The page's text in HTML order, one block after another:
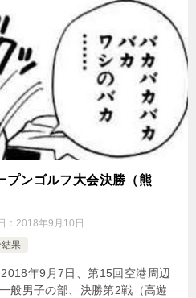
プンゴルフ大会決勝（熊
： 2018年9月10日
果
年9月7日、第15回空港周辺
般男子の部、決勝第2戦（高遊